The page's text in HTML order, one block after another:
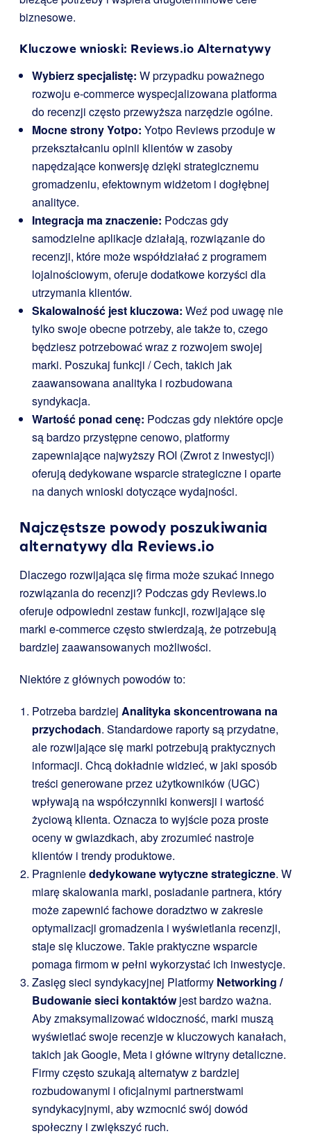
biznesowe.
Kluczowe wnioski: Reviews.io Alternatywy
Wybierz specjalistę: W przypadku poważnego
rozwoju e-commerce wyspecjalizowana platforma
do recenzji często przewyższa narzędzie ogólne.
Mocne strony Yotpo: Yotpo Reviews przoduje w
przekształcaniu opinii klientów w zasoby
napędzające konwersję dzięki strategicznemu
gromadzeniu, efektownym widżetom i dogłębnej
analityce.
Integracja ma znaczenie: Podczas gdy
samodzielne aplikacje działają, rozwiązanie do
recenzji, które może współdziałać z programem
lojalnościowym, oferuje dodatkowe korzyści dla
utrzymania klientów.
Skalowalność jest kluczowa: Weź pod uwagę nie
tylko swoje obecne potrzeby, ale także to, czego
będziesz potrzebować wraz z rozwojem swojej
marki. Poszukaj funkcji / Cech, takich jak
zaawansowana analityka i rozbudowana
syndykacja.
Wartość ponad cenę: Podczas gdy niektóre opcje
są bardzo przystępne cenowo, platformy
zapewniające najwyższy ROI (Zwrot z inwestycji)
oferują dedykowane wsparcie strategiczne i oparte
na danych wnioski dotyczące wydajności.
Najczęstsze powody poszukiwania
alternatywy dla Reviews.io
Dlaczego rozwijająca się firma może szukać innego
rozwiązania do recenzji? Podczas gdy Reviews.io
oferuje odpowiedni zestaw funkcji, rozwijające się
marki e-commerce często stwierdzają, że potrzebują
bardziej zaawansowanych możliwości.
Niektóre z głównych powodów to:
Potrzeba bardziej Analityka skoncentrowana na
przychodach. Standardowe raporty są przydatne,
ale rozwijające się marki potrzebują praktycznych
informacji. Chcą dokładnie widzieć, w jaki sposób
treści generowane przez użytkowników (UGC)
wpływają na współczynniki konwersji i wartość
życiową klienta. Oznacza to wyjście poza proste
oceny w gwiazdkach, aby zrozumieć nastroje
klientów i trendy produktowe.
Pragnieniededykowane wytyczne strategiczne. W
miarę skalowania marki, posiadanie partnera, który
może zapewnić fachowe doradztwo w zakresie
optymalizacji gromadzenia i wyświetlania recenzji,
staje się kluczowe. Takie praktyczne wsparcie
pomaga firmom w pełni wykorzystać ich inwestycje.
Zasięg sieci syndykacyjnej Platformy Networking /
Budowanie sieci kontaktówjest bardzo ważna.
Aby zmaksymalizować widoczność, marki muszą
wyświetlać swoje recenzje w kluczowych kanałach,
takich jak Google, Meta i główne witryny detaliczne.
Firmy często szukają alternatyw z bardziej
rozbudowanymi i oficjalnymi partnerstwami
syndykacyjnymi, aby wzmocnić swój dowód
społeczny i zwiększyć ruch.